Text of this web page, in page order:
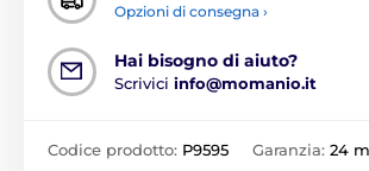
Opzioni di consegna ›
Hai bisogno di aiuto?
Scrivici info@momanio.it
Codice prodotto: P9595 Garanzia: 24